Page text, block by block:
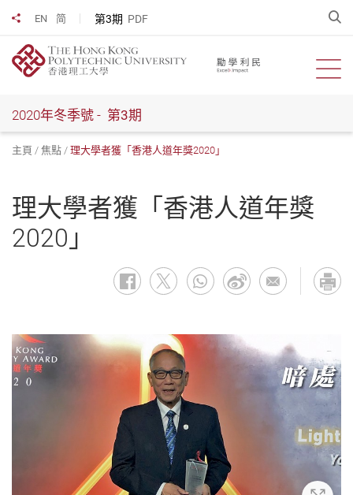
EN 简 第3期 PDF
分享到
開
2020年冬季號 - 第3期
主頁 焦點 理大學者獲「香港人道年獎2020」
理大學者獲「香港人道年獎
2020」